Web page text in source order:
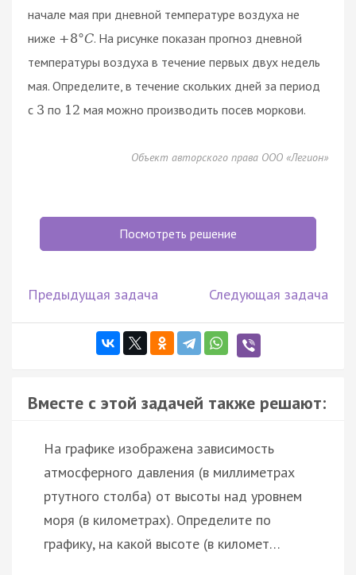
начале мая при дневной температуре воздуха не
ниже +8°C. На рисунке показан прогноз дневной
температуры воздуха в течение первых двух недель
мая. Определите, в течение скольких дней за период
с 3 по 12 мая можно производить посев моркови.
Объект авторского права ООО «Легион»
Посмотреть решение
Предыдущая задача Следующая задача
Вместе с этой задачей также решают:
На графике изображена зависимость
атмосферного давления (в миллиметрах
ртутного столба) от высоты над уровнем
моря (в километрах). Определите по
графику, на какой высоте (в километ…